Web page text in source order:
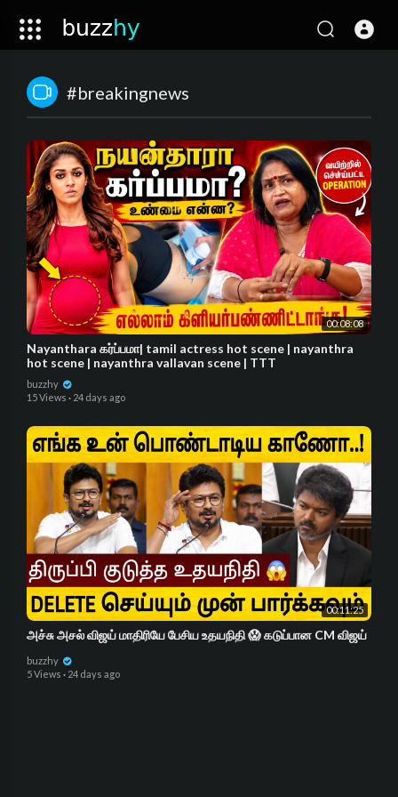
#breakingnews
00:08:08
Nayanthara கர்ப்பமா| tamil actress hot scene | nayanthra
hot scene | nayanthra vallavan scene | TTT
buzzhy
15 Views · 24 days ago
00:11:25
அச்சு அசல் விஜய் மாதிரியே பேசிய உதயநிதி 😱 கடுப்பான CM விஜய்
buzzhy
5 Views · 24 days ago